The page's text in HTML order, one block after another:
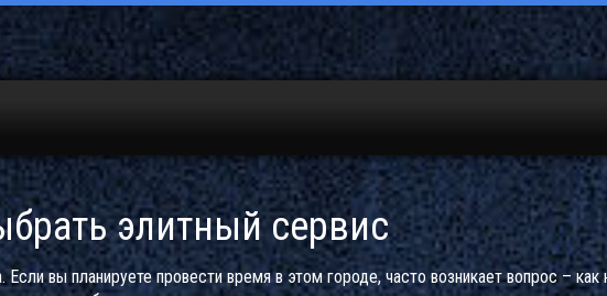
элитный сервис
вы планируете провести время в этом городе, часто возникает вопрос – как